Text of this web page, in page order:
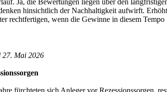
hinsichtlich der Nachhaltigkeit aufwirft.
rechtfertigen, wenn die Gewinne in diesem Tempo
27. Mai 2026
fürchteten sich Anleger vor Rezessionssorgen,